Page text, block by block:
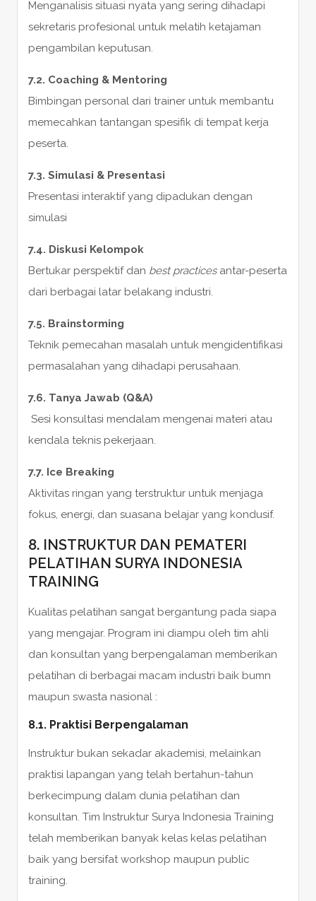
Menganalisis situasi nyata yang sering dihadapi
sekretaris profesional untuk melatih ketajaman
pengambilan keputusan.
7.2. Coaching & Mentoring
Bimbingan personal dari trainer untuk membantu
memecahkan tantangan spesifik di tempat kerja
peserta.
7.3. Simulasi & Presentasi
Presentasi interaktif yang dipadukan dengan
simulasi
7.4. Diskusi Kelompok
Bertukar perspektif dan best practicesantar-peserta
dari berbagai latar belakang industri.
7.5. Brainstorming
Teknik pemecahan masalah untuk mengidentifikasi
permasalahan yang dihadapi perusahaan.
7.6. Tanya Jawab (Q&A)
Sesi konsultasi mendalam mengenai materi atau
kendala teknis pekerjaan.
7.7. Ice Breaking
Aktivitas ringan yang terstruktur untuk menjaga
fokus, energi, dan suasana belajar yang kondusif.
8. INSTRUKTUR DAN PEMATERI
PELATIHAN SURYA INDONESIA
TRAINING
Kualitas pelatihan sangat bergantung pada siapa
yang mengajar. Program ini diampu oleh tim ahli
dan konsultan yang berpengalaman memberikan
pelatihan di berbagai macam industri baik bumn
maupun swasta nasional :
8.1. Praktisi Berpengalaman
Instruktur bukan sekadar akademisi, melainkan
praktisi lapangan yang telah bertahun-tahun
berkecimpung dalam dunia pelatihan dan
konsultan. Tim Instruktur Surya Indonesia Training
telah memberikan banyak kelas kelas pelatihan
baik yang bersifat workshop maupun public
training.